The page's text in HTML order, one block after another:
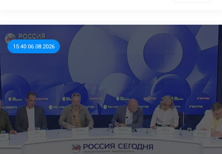
15:40 06.08.2026